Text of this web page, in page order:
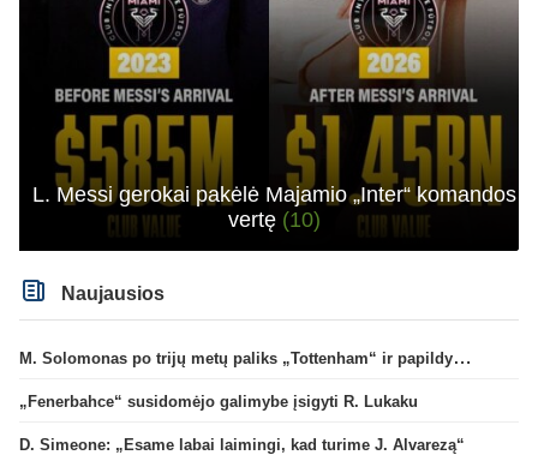
L. Messi gerokai pakėlė Majamio „Inter“ komandos
vertę (10)
Naujausios
M. Solomonas po trijų metų paliks „Tottenham“ ir papildys „West Ham“ klubą
„Fenerbahce“ susidomėjo galimybe įsigyti R. Lukaku
D. Simeone: „Esame labai laimingi, kad turime J. Alvarezą“